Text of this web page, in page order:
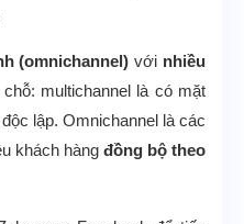
(omnichannel) với nhiều
multichannel là có mặt
lập. Omnichannel là các
khách hàng đồng bộ theo